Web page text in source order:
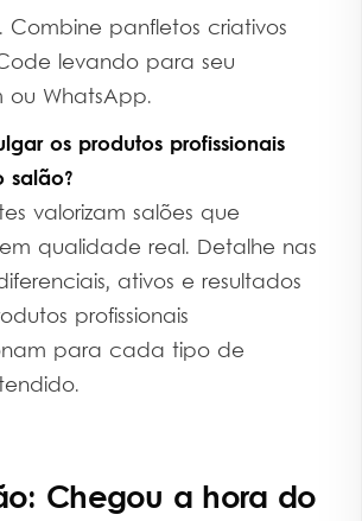
Combine panfletos criativos
levando para seu
ou WhatsApp.
os produtos profissionais
salão?
valorizam salões que
qualidade real. Detalhe nas
ativos e resultados
profissionais
para cada tipo de
Chegou a hora do